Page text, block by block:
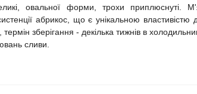
овальної форми, трохи приплюснуті.
абрикос, що є унікальною
зберігання - декілька тижнів в
сливи.